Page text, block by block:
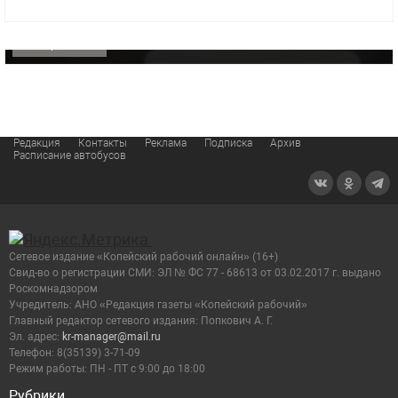
Редакция Контакты Реклама Подписка
Архив
Расписание автобусов
Сетевое издание «Копейский рабочий онлайн» (16+)
Cвид-во о регистрации СМИ: ЭЛ № ФС 77 - 68613 от 03.02.2017 г. выдано
Роскомнадзором
Учредитель: АНО «Редакция газеты «Копейский рабочий»
Главный редактор сетевого издания: Попкович А. Г.
Эл. адрес: kr-manager@mail.ru
Телефон: 8(35139) 3-71-09
Режим работы: ПН - ПТ с 9:00 до 18:00